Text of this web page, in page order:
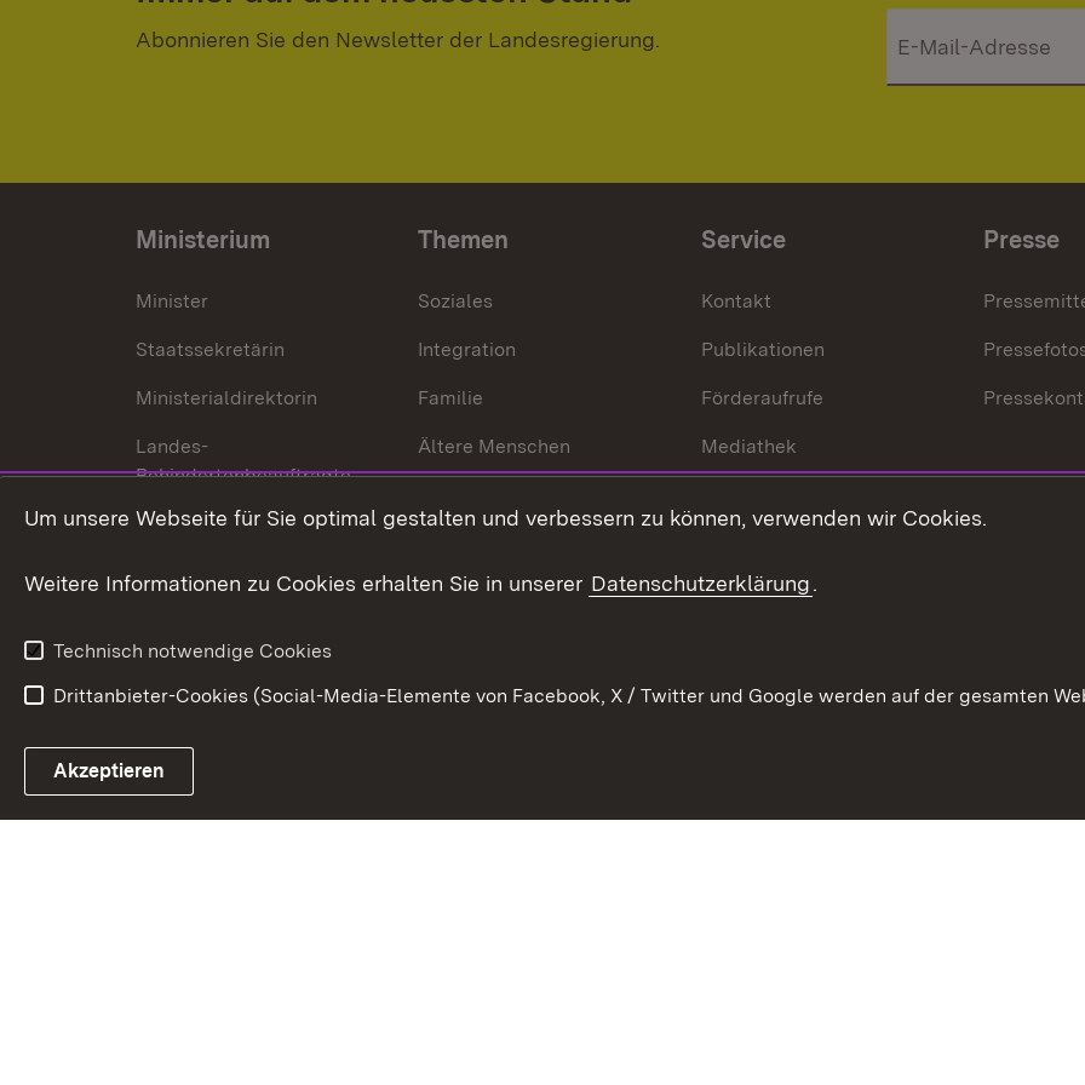
Abonnieren Sie den Newsletter der Landesregierung.
Ministerium
Minister
Staatssekretärin
Ministerialdirektorin
Landes-
Behindertenbeauftragte
Bürgerreferent
Karriere
Themen
Soziales
Integration
Familie
Ältere Menschen
Behinderungen
Bürgerengagement
Service
Kontakt
Publikationen
Förderaufrufe
Mediathek
Presse
Link zum Landesportal
Um unsere Webseite für Sie optimal gestalten und verbessern zu können, verwenden wir Cookies.
Weitere Informationen zu Cookies erhalten Sie in unserer Datenschutzerklärung.
Technisch notwendige Cookies
Drittanbieter-Cookies (Social-Media-Elemente von Facebook, X / Twitter und Google werden auf der gesamten
Akzeptieren